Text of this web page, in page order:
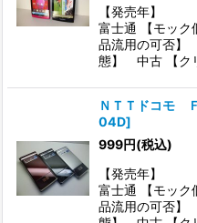
【発売年】
富士通 【モッ
品流用の可否
態】 中古 【ク
ＮＴＴドコモ
04D]
999円(税込)
【発売年】
富士通 【モッ
品流用の可否